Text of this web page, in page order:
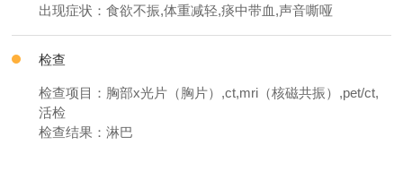
出现症状：食欲不振,体重减轻,痰中带血,声音嘶哑
检查
检查项目：胸部x光片（胸片）,ct,mri（核磁共振）,pet/ct,
活检
检查结果：淋巴